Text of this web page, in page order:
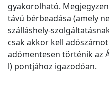
gyakorolható.
távú bérbeadása (amely
szálláshely-
csak akkor kell
adómentesen történik az
l) pontjához igazodóan.